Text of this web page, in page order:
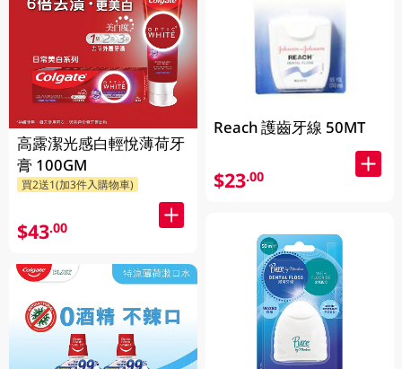
高露潔光感白輕悅薄荷牙
膏 100GM
買2送1(加3件入購物車)
$43.00
Reach 護齒牙線 50MT
$23.00